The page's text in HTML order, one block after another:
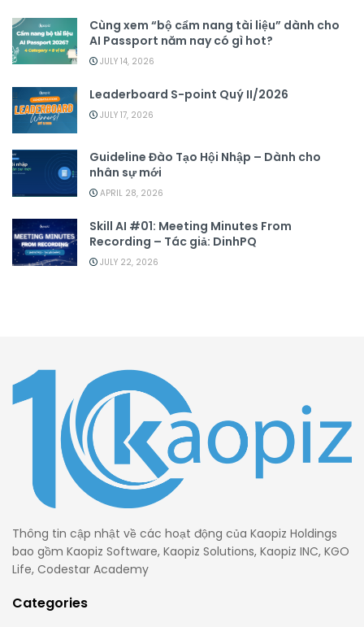
Cùng xem “bộ cẩm nang tài liệu” dành cho
AI Passport năm nay có gì hot?
JULY 14, 2026
Leaderboard S-point Quý II/2026
JULY 17, 2026
Guideline Đào Tạo Hội Nhập – Dành cho
nhân sự mới
APRIL 28, 2026
Skill AI #01: Meeting Minutes From
Recording – Tác giả: DinhPQ
JULY 22, 2026
Thông tin cập nhật về các hoạt động của Kaopiz Holdings
bao gồm Kaopiz Software, Kaopiz Solutions, Kaopiz INC, KGO
Life, Codestar Academy
Categories